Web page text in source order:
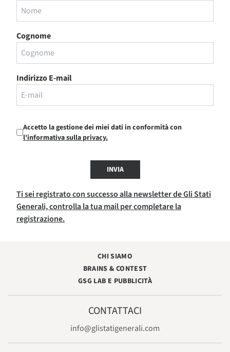
Cognome
Indirizzo E-mail
Accetto la gestione dei miei dati in conformità con
l'informativa sulla privacy.
INVIA
Ti sei registrato con successo alla newsletter de Gli Stati
Generali, controlla la tua mail per completare la
registrazione.
CHI SIAMO
BRAINS & CONTEST
GSG LAB E PUBBLICITÀ
CONTATTACI
info@glistatigenerali.com